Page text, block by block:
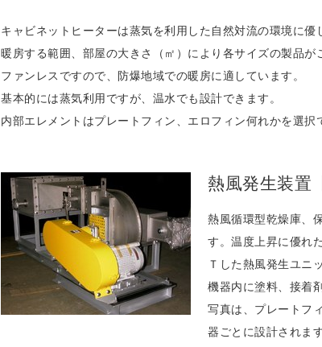
キャビネットヒーターは蒸気を利用した自然対流の環境に優
暖房する範囲、部屋の大きさ（㎡）により各サイズの製品が
ファンレスですので、防爆地域での暖房に適しています。
基本的には蒸気利用ですが、温水でも設計できます。
内部エレメントはプレートフィン、エロフィン何れかを選択
熱風発生装置
熱風循環型乾燥庫、
す。温度上昇に優れ
Ｔした熱風発生ユニ
機器内に塗料、接着
写真は、プレートフ
器ごとに設計されます